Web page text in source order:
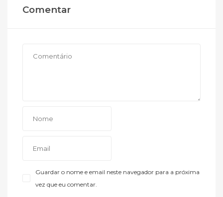
Comentar
Guardar o nome e email neste navegador para a próxima
vez que eu comentar.